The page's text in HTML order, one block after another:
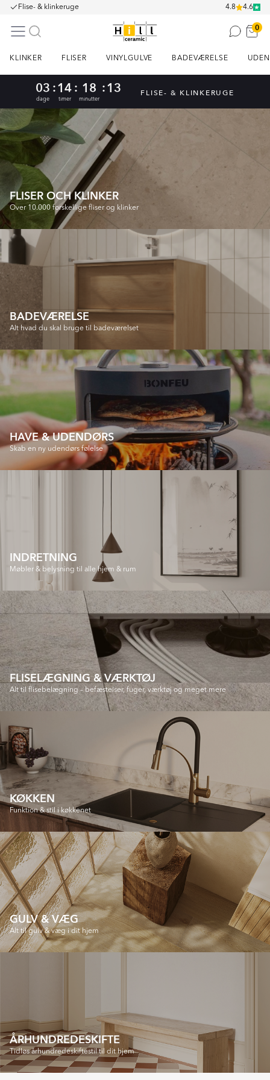
Flise- & klinkeruge 4.8 4.6
0
KLINKER FLISER VINYLGULVE BADEVÆRELSE
03
dage
:14
timer
: 18
minutter
:12 FLISE- & KLINKERUGE
FLISER OCH KLINKER
Over 10.000 forskellige fliser og klinker
BADEVÆRELSE
Alt hvad du skal bruge til badeværelset
HAVE & UDENDØRS
Skab en ny udendørs følelse
INDRETNING
Møbler & belysning til alle hjem & rum
FLISELÆGNING & VÆRKTØJ
Alt til flisebelægning – befæstelser, fuger, værktøj og meget mere
KØKKEN
Funktion & stil i køkkenet
GULV & VÆG
Alt til gulv & væg i dit hjem
ÅRHUNDREDESKIFTE
Tidløs århundredeskiftestil til dit hjem